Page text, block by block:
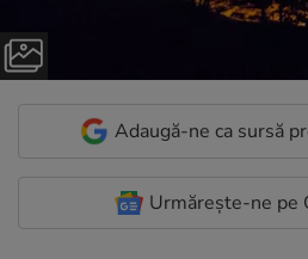
Adaugă-ne ca sursă
Urmărește-ne pe